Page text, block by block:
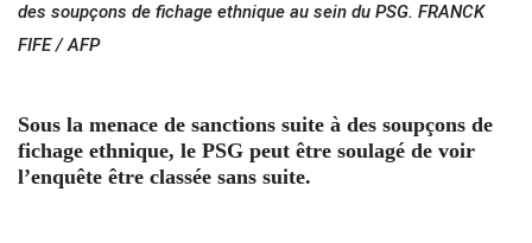
des soupçons de fichage ethnique au sein du PSG. FRANCK
FIFE / AFP
Sous la menace de sanctions suite à des soupçons de
fichage ethnique, le PSG peut être soulagé de voir
l’enquête être classée sans suite.